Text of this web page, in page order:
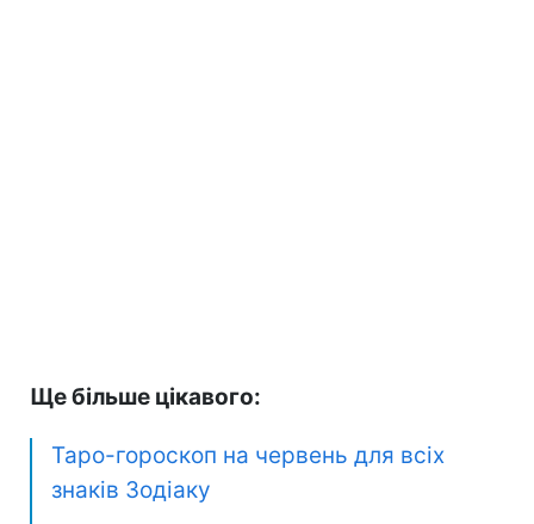
Ще більше цікавого:
Таро-гороскоп на червень для всіх
знаків Зодіаку